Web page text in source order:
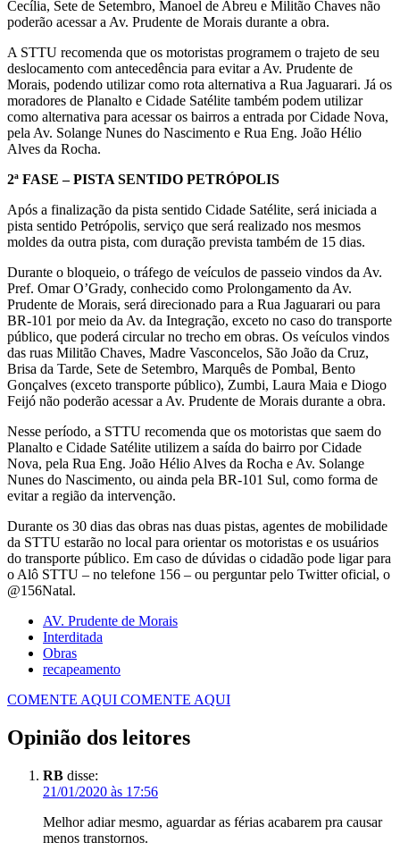
Cecília, Sete de Setembro, Manoel de Abreu e Militão Chaves não
poderão acessar a Av. Prudente de Morais durante a obra.
A STTU recomenda que os motoristas programem o trajeto de seu
deslocamento com antecedência para evitar a Av. Prudente de
Morais, podendo utilizar como rota alternativa a Rua Jaguarari. Já os
moradores de Planalto e Cidade Satélite também podem utilizar
como alternativa para acessar os bairros a entrada por Cidade Nova,
pela Av. Solange Nunes do Nascimento e Rua Eng. João Hélio
Alves da Rocha.
2ª FASE – PISTA SENTIDO PETRÓPOLIS
Após a finalização da pista sentido Cidade Satélite, será iniciada a
pista sentido Petrópolis, serviço que será realizado nos mesmos
moldes da outra pista, com duração prevista também de 15 dias.
Durante o bloqueio, o tráfego de veículos de passeio vindos da Av.
Pref. Omar O’Grady, conhecido como Prolongamento da Av.
Prudente de Morais, será direcionado para a Rua Jaguarari ou para
BR-101 por meio da Av. da Integração, exceto no caso do transporte
público, que poderá circular no trecho em obras. Os veículos vindos
das ruas Militão Chaves, Madre Vasconcelos, São João da Cruz,
Brisa da Tarde, Sete de Setembro, Marquês de Pombal, Bento
Gonçalves (exceto transporte público), Zumbi, Laura Maia e Diogo
Feijó não poderão acessar a Av. Prudente de Morais durante a obra.
Nesse período, a STTU recomenda que os motoristas que saem do
Planalto e Cidade Satélite utilizem a saída do bairro por Cidade
Nova, pela Rua Eng. João Hélio Alves da Rocha e Av. Solange
Nunes do Nascimento, ou ainda pela BR-101 Sul, como forma de
evitar a região da intervenção.
Durante os 30 dias das obras nas duas pistas, agentes de mobilidade
da STTU estarão no local para orientar os motoristas e os usuários
do transporte público. Em caso de dúvidas o cidadão pode ligar para
o Alô STTU – no telefone 156 – ou perguntar pelo Twitter oficial, o
@156Natal.
AV. Prudente de Morais
Interditada
Obras
recapeamento
COMENTE AQUI COMENTE AQUI
Opinião dos leitores
RB disse:
21/01/2020 às 17:56
Melhor adiar mesmo, aguardar as férias acabarem pra causar
menos transtornos.